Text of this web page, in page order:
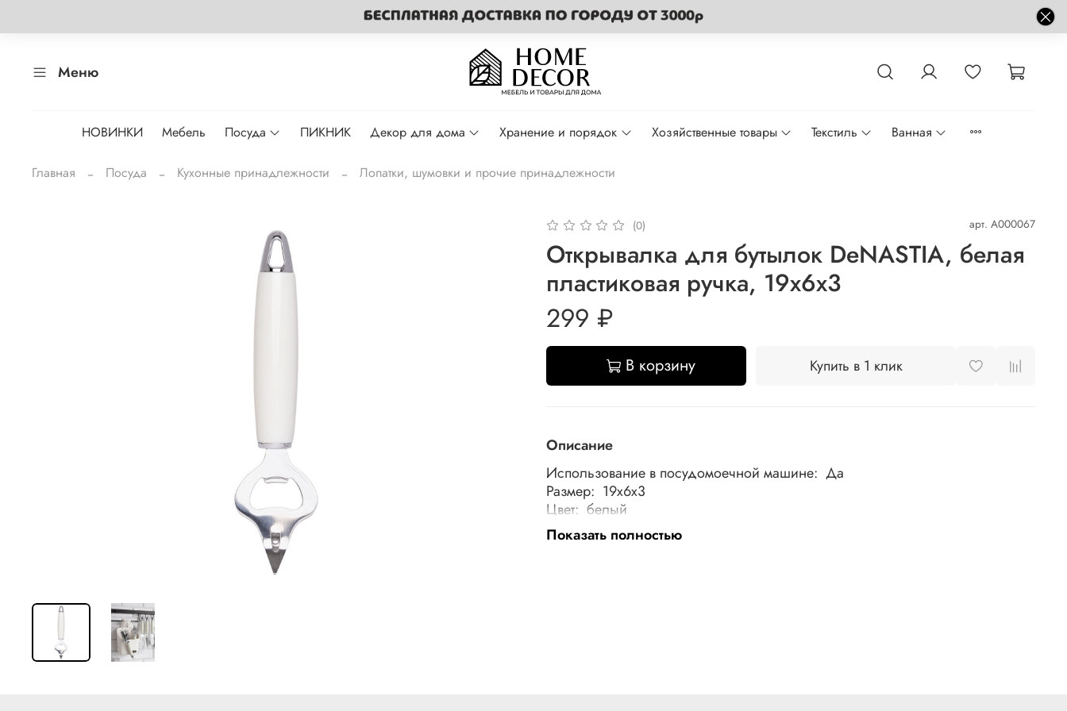
Меню
НОВИНКИ Мебель Посуда ПИКНИК Декор для дома Хранение и порядок Хозяйственные товары Текстиль Ванная
Главная Посуда Кухонные принадлежности Лопатки, шумовки и прочие принадлежности
(0) арт. A000067
Открывалка для бутылок DeNASTIA, белая
пластиковая ручка, 19x6x3
299 ₽
В корзину Купить в 1 клик
Описание
Использование в посудомоечной машине: Да
Размер: 19x6x3
Цвет: белый
Материал: нержавеющая сталь, ABS пластик
Особенности: белые ручки, макс t исп-ния 80'С
Показать полностью